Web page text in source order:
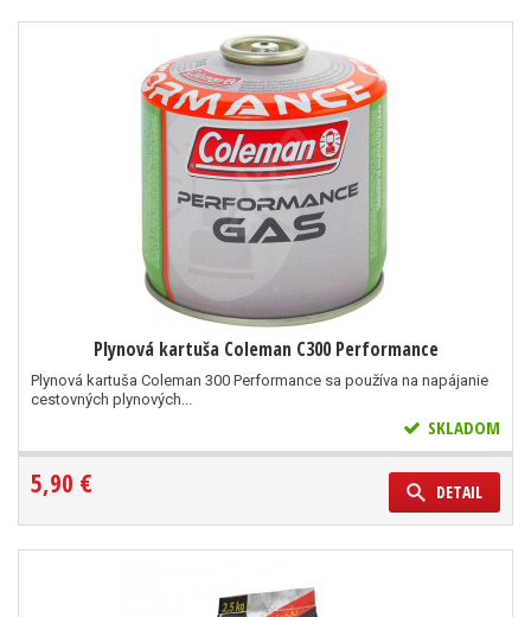
Plynová kartuša Coleman C300 Performance
Plynová kartuša Coleman 300 Performance sa používa na napájanie
cestovných plynových...
SKLADOM
5,90 € DETAIL